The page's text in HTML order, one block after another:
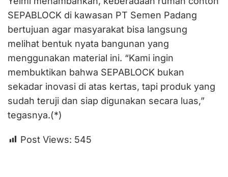
SEPABLOCK di kawasan PT Semen Padang
bertujuan agar masyarakat bisa langsung
melihat bentuk nyata bangunan yang
menggunakan material ini. “Kami ingin
membuktikan bahwa SEPABLOCK bukan
sekadar inovasi di atas kertas, tapi produk yang
sudah teruji dan siap digunakan secara luas,”
tegasnya.(*)
Post Views: 545